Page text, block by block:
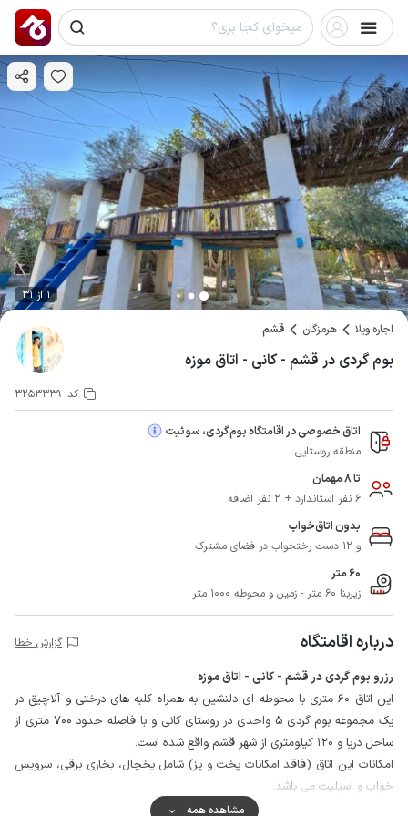
1 از 31
اجاره ویلا هرمزگان قشم
بوم گردی در قشم - کانی - اتاق موزه
کد: 3253339
اتاق خصوصی در اقامتگاه بوم‌گردی، سوئیت
منطقه روستایی
تا 8 مهمان
6 نفر استاندارد + 2 نفر اضافه
بدون اتاق‌خواب
و 12 دست رختخواب در فضای مشترک
60 متر
زیربنا 60 متر - زمین و محوطه 1000 متر
درباره اقامتگاه گزارش خطا
رزرو بوم گردی در قشم - کانی - اتاق موزه
این اتاق 60 متری با محوطه ای دلنشین به همراه کلبه های درختی و آلاچیق در
یک مجموعه بوم گردی 5 واحدی در روستای کانی و با فاصله حدود 700 متری از
ساحل دریا و 120 کیلومتری از شهر قشم واقع شده است.
امکانات این اتاق (فاقد امکانات پخت و پز) شامل یخچال، بخاری برقی، سرویس
خواب و اسپلیت می باشد.
از مشاعات این مجموعه می توان به محوطه اقامتگاه، کلبه های درختی، آلاچیق،
مشاهده همه